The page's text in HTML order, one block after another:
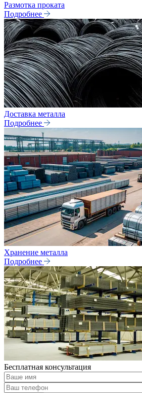
Размотка проката
Подробнее
Доставка металла
Подробнее
Хранение металла
Подробнее
Бесплатная консультация